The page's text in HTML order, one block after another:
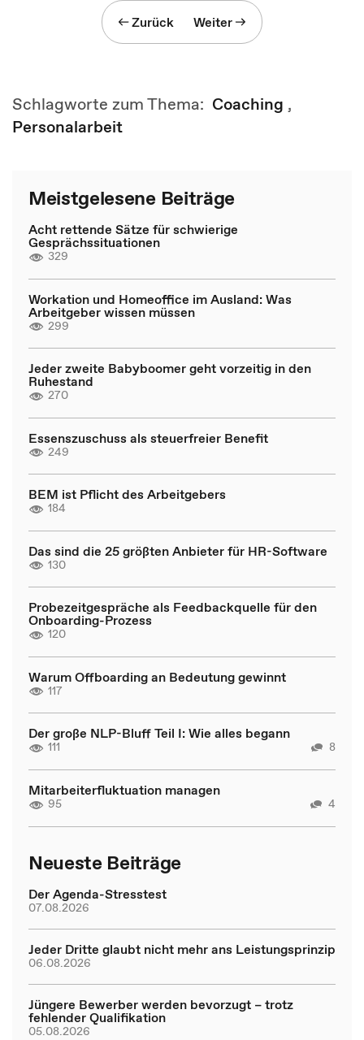
Zurück Weiter
Schlagworte zum Thema: Coaching ,
Personalarbeit
Meistgelesene Beiträge
Acht rettende Sätze für schwierige
Gesprächssituationen
329
Workation und Homeoffice im Ausland: Was
Arbeitgeber wissen müssen
299
Jeder zweite Babyboomer geht vorzeitig in den
Ruhestand
270
Essenszuschuss als steuerfreier Benefit
249
BEM ist Pflicht des Arbeitgebers
184
Das sind die 25 größten Anbieter für HR-Software
130
Probezeitgespräche als Feedbackquelle für den
Onboarding-Prozess
120
Warum Offboarding an Bedeutung gewinnt
117
Der große NLP-Bluff Teil I: Wie alles begann
111 8
Mitarbeiterfluktuation managen
95 4
Neueste Beiträge
Der Agenda-Stresstest
07.08.2026
Jeder Dritte glaubt nicht mehr ans Leistungsprinzip
06.08.2026
Jüngere Bewerber werden bevorzugt – trotz
fehlender Qualifikation
05.08.2026